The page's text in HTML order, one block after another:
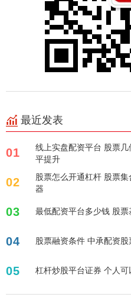
最近发表
01
线上实盘配资平台 股票
平提升
02
股票怎么开通杠杆 股票
器
03 最低配资平台多少钱 股
04 股票融资条件 中承配资
05 杠杆炒股平台证券 个人